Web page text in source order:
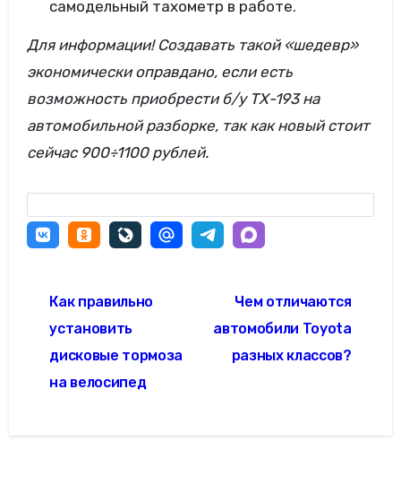
самодельный тахометр в работе.
Для информации! Создавать такой «шедевр»
экономически оправдано, если есть
возможность приобрести б/у ТХ-193 на
автомобильной разборке, так как новый стоит
сейчас 900÷1100 рублей.
по
записям
Как правильно
установить
дисковые тормоза
на велосипед
Чем отличаются
автомобили Toyota
разных классов?